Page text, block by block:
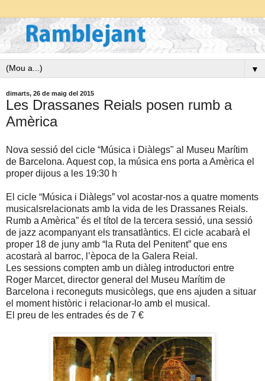
▼
dimarts, 26 de maig del 2015
Les Drassanes Reials posen rumb a
Amèrica
Nova sessió del cicle “Música i Diàlegs" al Museu Marítim
de Barcelona. Aquest cop, la música ens porta a Amèrica el
proper dijous a les 19:30 h
El cicle “Música i Diàlegs” vol acostar-nos a quatre moments
musicalsrelacionats amb la vida de les Drassanes Reials.
Rumb a Amèrica” és el títol de la tercera sessió, una sessió
de jazz acompanyant els transatlàntics. El cicle acabarà el
proper 18 de juny amb “la Ruta del Penitent” que ens
acostarà al barroc, l’època de la Galera Reial.
Les sessions compten amb un diàleg introductori entre
Roger Marcet, director general del Museu Marítim de
Barcelona i reconeguts musicòlegs, que ens ajuden a situar
el moment històric i relacionar-lo amb el musical.
El preu de les entrades és de 7 €